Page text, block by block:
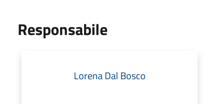
Responsabile
Lorena Dal Bosco